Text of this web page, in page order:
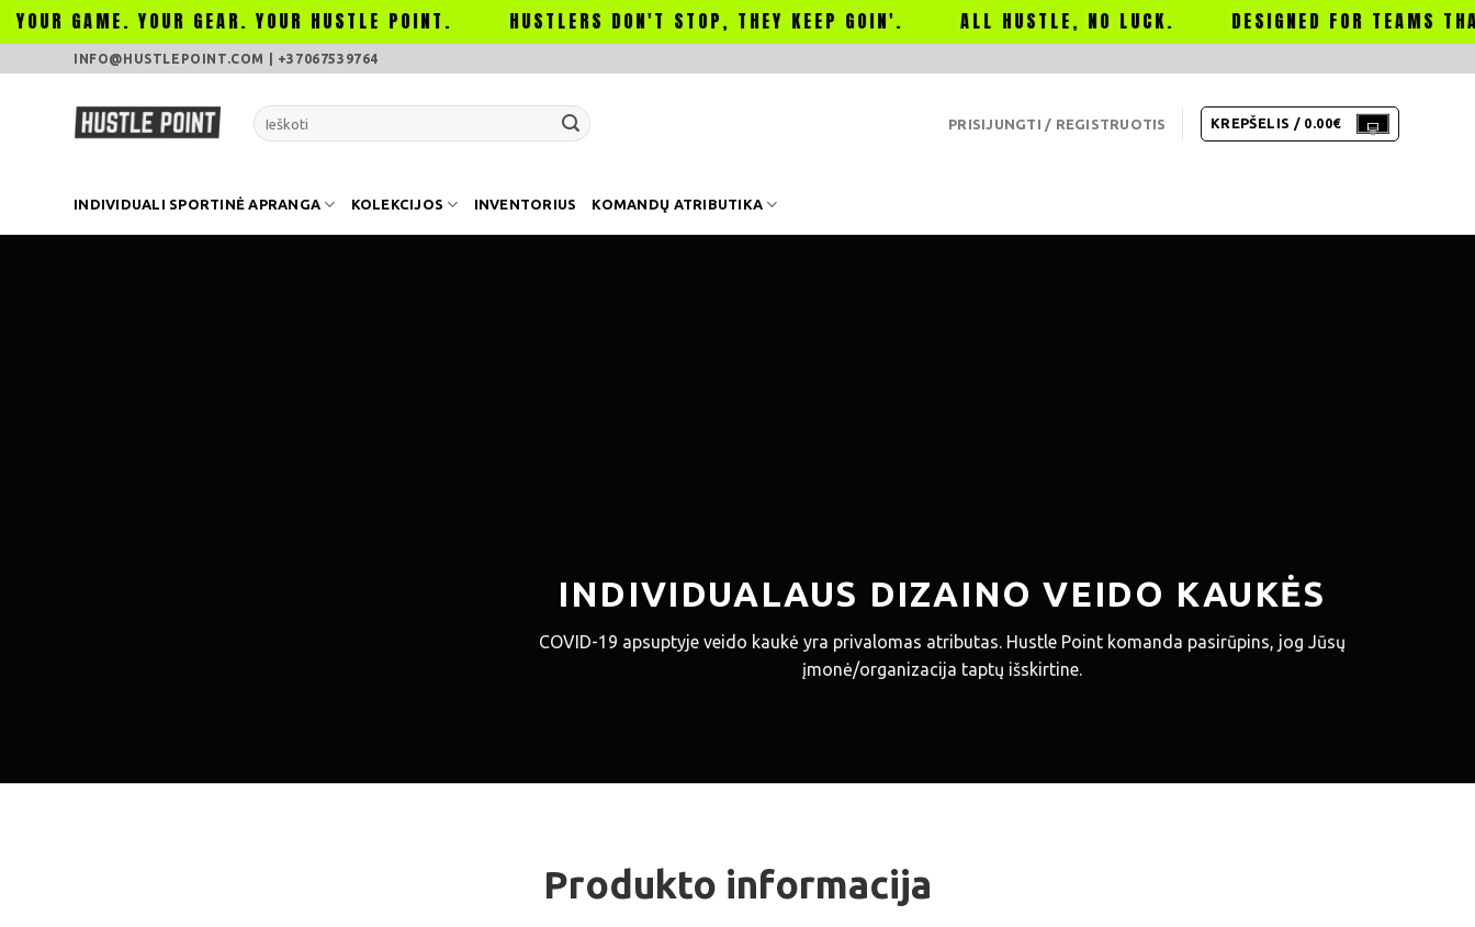
YOUR GEAR. YOUR HUSTLE POINT. HUSTLERS DON'T STOP, THEY KEEP GOIN'. ALL HUSTLE, NO LUCK. DESIGNED FOR TEAMS THAT
INFO@HUSTLEPOINT.COM | +37067539764
Ieškoti:
PRISIJUNGTI / REGISTRUOTIS KREPŠELIS / 0.00€
INDIVIDUALI SPORTINĖ APRANGA KOLEKCIJOS INVENTORIUS KOMANDŲ ATRIBUTIKA
INDIVIDUALAUS DIZAINO VEIDO KAUKĖS
COVID-19 apsuptyje veido kaukė yra privalomas atributas. Hustle Point komanda pasirūpins, jog Jūsų
įmonė/organizacija taptų išskirtine.
Produkto informacija